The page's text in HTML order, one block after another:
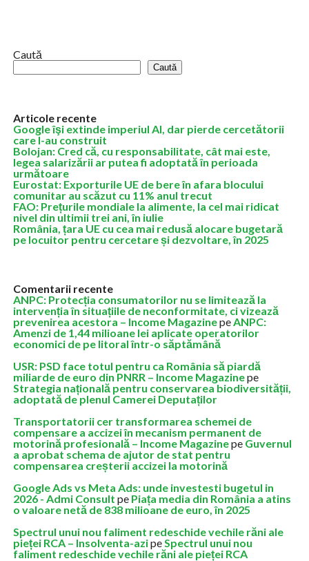
Caută
Caută
Articole recente
Google îşi extinde imperiul AI, dar pierde cercetătorii
care l-au construit
Bolojan: Cred că, cu responsabilitate, cât mai este,
legea salarizării ar putea fi adoptată în perioada
următoare
Eurostat: Exporturile UE de bere în afara blocului
comunitar au scăzut cu 11% anul trecut
FAO: Prețurile mondiale la alimente, la cel mai ridicat
nivel din ultimii trei ani, în iulie
România, țara UE cu cea mai redusă alocare bugetară
pe locuitor pentru cercetare și dezvoltare, în 2025
Comentarii recente
ANPC: Protecția consumatorilor nu se limitează la
intervenția în situațiile de neconformitate, ci vizează
prevenirea acestora – Income MagazinepeANPC:
Amenzi de 1,44 milioane lei aplicate operatorilor
economici de pe litoral într-o săptămână
USR: PSD face totul pentru ca România să piardă
miliarde de euro din PNRR – Income Magazinepe
Strategia națională pentru conservarea biodiversității,
adoptată de plenul Camerei Deputaților
Transportatorii cer transformarea schemei de
compensare a accizei în mecanism permanent de
motorină profesională – Income Magazinepe Guvernul
a aprobat schema de ajutor de stat pentru
compensarea creșterii accizei la motorină
Google Ads vs Meta Ads: unde investesti bugetul in
2026 - Admi Consult pe Piața media din România a atins
o valoare netă de 838 milioane de euro, în 2025
Spectrul unui nou faliment redeschide vechile răni ale
pieței RCA – Insolventa-azipeSpectrul unui nou
faliment redeschide vechile răni ale pieței RCA